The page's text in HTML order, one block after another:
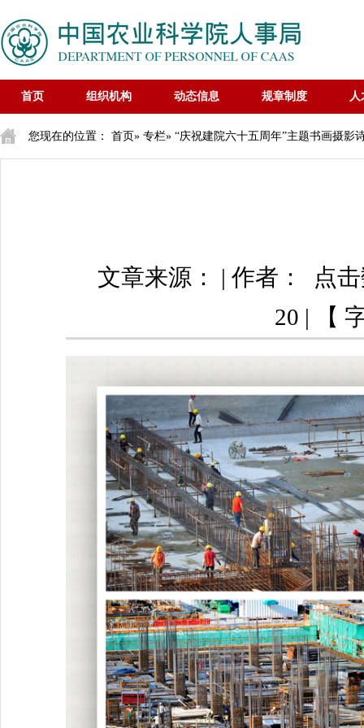
首页 组织机构 动态信息 规章制度 人
您现在的位置： 首页» 专栏» “庆祝建院六十五周年”主题书画摄影
文章来源： | 作者： 点
20 | 【